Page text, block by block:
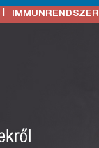
| IMMUNRENDSZER